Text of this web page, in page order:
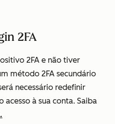
2FA
2FA e não tiver
método 2FA secundário
necessário redefinir
acesso à sua conta. Saiba